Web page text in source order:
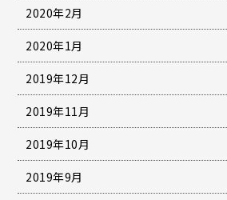
2020年2月
2020年1月
2019年12月
2019年11月
2019年10月
2019年9月